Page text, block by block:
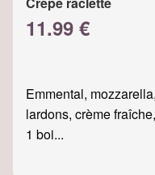
11.99 €
Emmental,
lardons, crème
1 boi...